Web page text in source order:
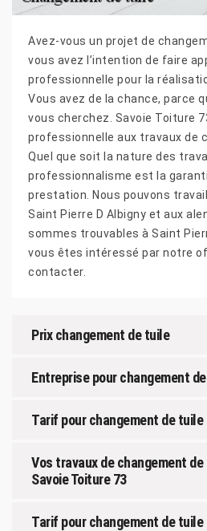
Avez-vous un projet de
vous avez l’intention de faire
professionnelle pour la
Vous avez de la chance, parce
vous cherchez. Savoie Toiture
professionnelle aux travaux de
Quel que soit la nature des
professionnalisme est la
prestation. Nous pouvons
Saint Pierre D Albigny et aux
sommes trouvables à Saint
vous êtes intéressé par notre
contacter.
Prix changement de tuile
Entreprise pour changement
Tarif pour changement de tuile
Vos travaux de changement
Savoie Toiture 73
Tarif pour changement de tuile